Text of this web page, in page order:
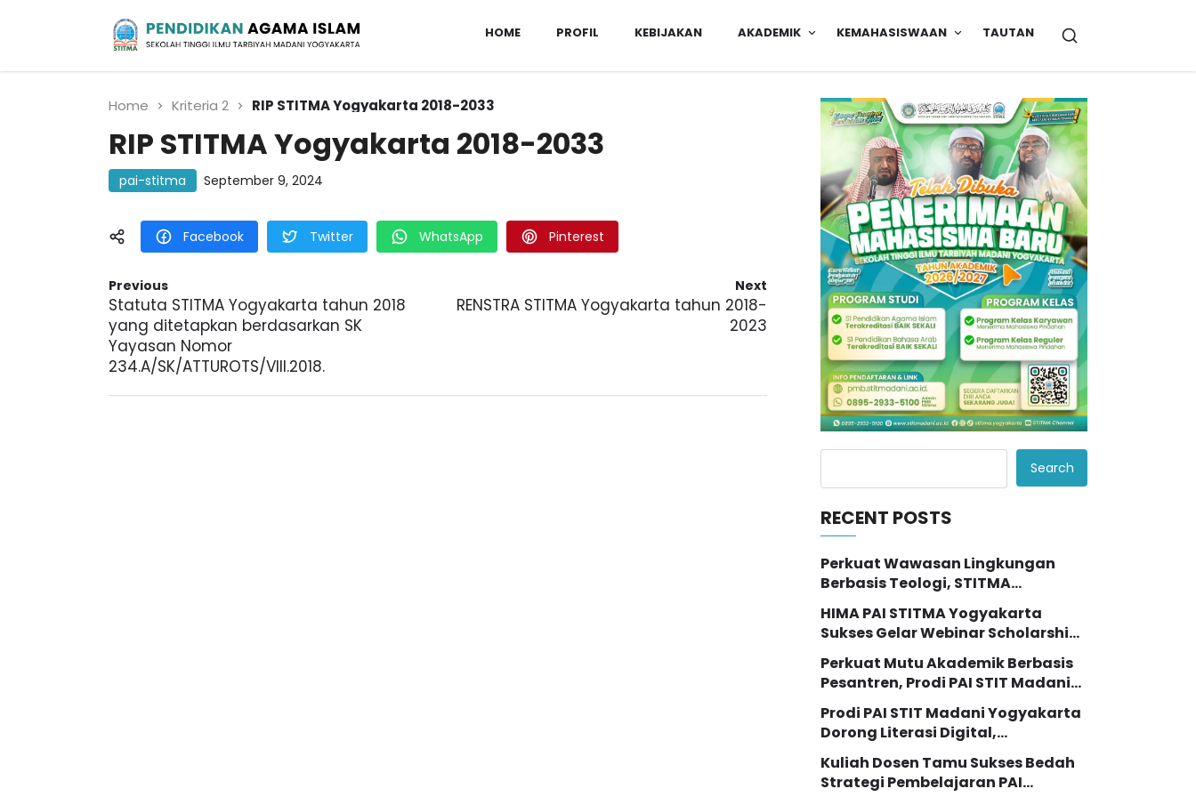
Pendidikan Agama
Islam
Yogyakarta
HOME PROFIL KEBIJAKAN AKADEMIK KEMAHASISWAAN TAUTAN
Home Kriteria 2 RIP STITMA Yogyakarta 2018-2033
RIP STITMA Yogyakarta 2018-2033
pai-stitma September 9, 2024
Facebook Twitter WhatsApp Pinterest
Previous
Statuta STITMA Yogyakarta tahun 2018
yang ditetapkan berdasarkan SK
Yayasan Nomor
234.A/SK/ATTUROTS/VIII.2018.
Next
RENSTRA STITMA Yogyakarta tahun 2018-
2023
Search
RECENT POSTS
Perkuat Wawasan Lingkungan
Berbasis Teologi, STITMA
Yogyakarta Berpartisipasi dalam
Seminar Internasional “The
Transformation of Eco Theology
Education”
HIMA PAI STITMA Yogyakarta
Sukses Gelar Webinar Scholarship
Talk: Kupas Tuntas Peluang Studi
Lanjut dengan Beasiswa LPDP
Perkuat Mutu Akademik Berbasis
Pesantren, Prodi PAI STIT Madani
Gelar Rapat Koordinasi dan
Evaluasi Kurikulum
Prodi PAI STIT Madani Yogyakarta
Dorong Literasi Digital,
Selenggarakan Pelatihan
Pemanfaatan AI bagi Mahasiswi
Kuliah Dosen Tamu Sukses Bedah
Strategi Pembelajaran PAI